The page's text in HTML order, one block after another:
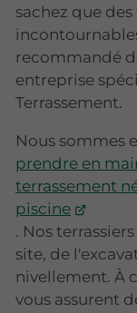
sachez que
recommandé
entreprise
Terrassement.
Nous sommes
prendre en
terrassement
piscine
. Nos
site, de
nivellement. À
vous assurent